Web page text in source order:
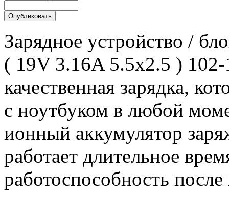
Зарядное уcтройство /
( 19V 3.16A 5.5x2.5 )
качественная зарядка,
с ноутбуком в любой
ионный аккумулятор
работает длительное
работоспособность